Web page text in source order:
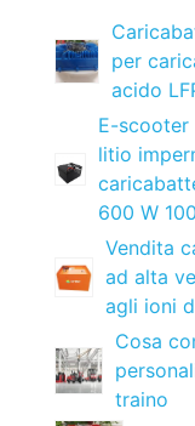
per
acido
E-scooter
litio
600 W
Vendita
ad alta
agli ioni
Cosa
traino